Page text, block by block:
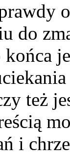
do
końca
też
i